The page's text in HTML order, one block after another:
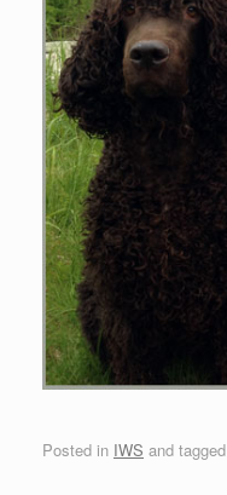
Posted in IWS and tagged